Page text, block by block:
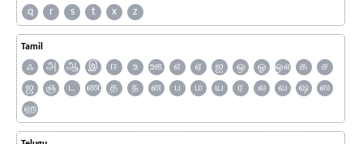
q
r s t x z
Tamil
ஃ அ ஆ இ ஈ உ ஊ எ ஏ ஐ ஒ ஓ ஔ க
ச
ஜ
ஞ ட ண த ந ன ப ம ய ர ல வ ஷ
ஸ
ஹ